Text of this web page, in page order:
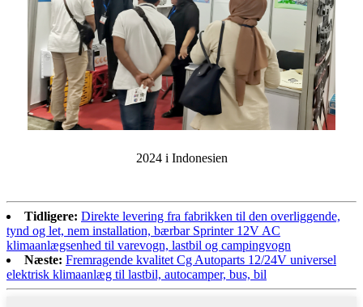
2024 i Indonesien
Tidligere: Direkte levering fra fabrikken til den overliggende,
tynd og let, nem installation, bærbar Sprinter 12V AC
klimaanlægsenhed til varevogn, lastbil og campingvogn
Næste: Fremragende kvalitet Cg Autoparts 12/24V universel
elektrisk klimaanlæg til lastbil, autocamper, bus, bil